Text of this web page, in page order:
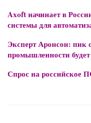
Axoft начинает в
системы для
Эксперт Аронсон: пик
промышленности
Спрос на российское